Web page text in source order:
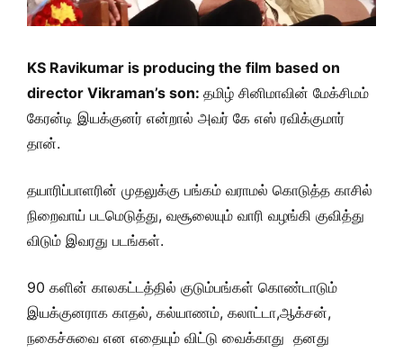
KS Ravikumar is producing the film based on
director Vikraman’s son: தமிழ் சினிமாவின் மேக்சிமம்
கேரன்டி இயக்குனர் என்றால் அவர் கே எஸ் ரவிக்குமார்
தான்.
தயாரிப்பாளரின் முதலுக்கு பங்கம் வராமல் கொடுத்த காசில்
நிறைவாய் படமெடுத்து, வசூலையும் வாரி வழங்கி குவித்து
விடும் இவரது படங்கள்.
90 களின் காலகட்டத்தில் குடும்பங்கள் கொண்டாடும்
இயக்குனராக காதல், கல்யாணம், கலாட்டா,ஆக்சன்,
நகைச்சுவை என எதையும் விட்டு வைக்காது தனது